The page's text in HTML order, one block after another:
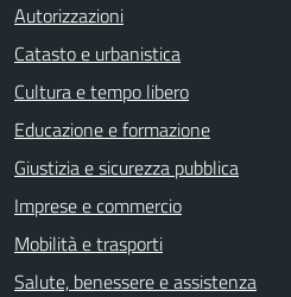
Autorizzazioni
Catasto e urbanistica
Cultura e tempo libero
Educazione e formazione
Giustizia e sicurezza pubblica
Imprese e commercio
Mobilità e trasporti
Salute, benessere e assistenza